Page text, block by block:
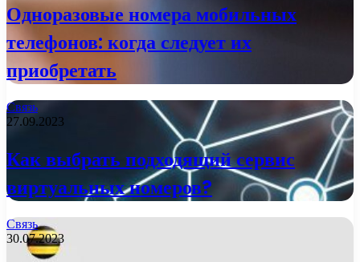
Одноразовые номера мобильных
телефонов: когда следует их
приобретать
Связь
27.09.2023
Как выбрать подходящий сервис
виртуальных номеров?
Связь
30.07.2023